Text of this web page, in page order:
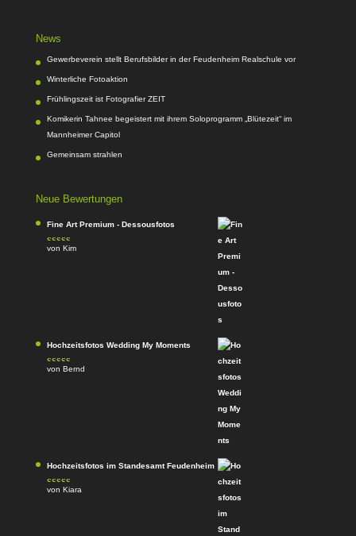
News
Gewerbeverein stellt Berufsbilder in der Feudenheim Realschule vor
Winterliche Fotoaktion
Frühlingszeit ist Fotografier ZEIT
Komikerin Tahnee begeistert mit ihrem Soloprogramm „Blütezeit“ im
Mannheimer Capitol
Gemeinsam strahlen
Neue Bewertungen
Fine Art Premium - Dessousfotos
Bewertet
von Kim
Hochzeitsfotos Wedding My Moments
Bewertet
von Bernd
Hochzeitsfotos im Standesamt Feudenheim
Bewertet
von Kiara